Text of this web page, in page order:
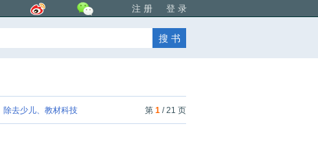
注 册 登 录
除去少儿、教材科技 第 1 / 21 页